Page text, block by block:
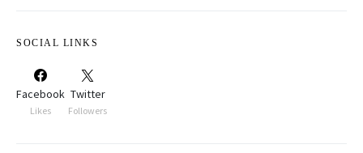
SOCIAL LINKS
Facebook
Likes
Twitter
Followers